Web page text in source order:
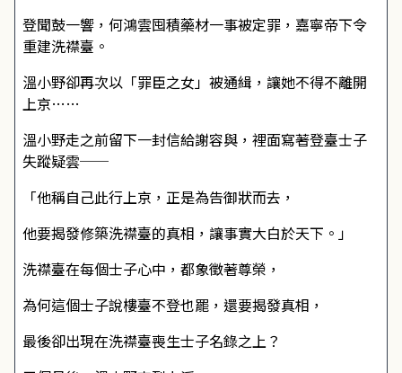
登聞鼓一響，何鴻雲囤積藥材一事被定罪，嘉寧帝下令
重建洗襟臺。
溫小野卻再次以「罪臣之女」被通緝，讓她不得不離開
上京……
溫小野走之前留下一封信給謝容與，裡面寫著登臺士子
失蹤疑雲──
「他稱自己此行上京，正是為告御狀而去，
他要揭發修築洗襟臺的真相，讓事實大白於天下。」
洗襟臺在每個士子心中，都象徵著尊榮，
為何這個士子說樓臺不登也罷，還要揭發真相，
最後卻出現在洗襟臺喪生士子名錄之上？